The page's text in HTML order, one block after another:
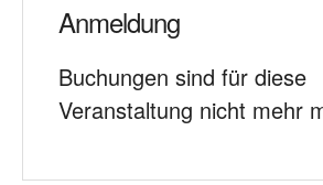
Anmeldung
Buchungen sind für diese
Veranstaltung nicht mehr